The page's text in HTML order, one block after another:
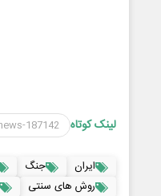
لینک کوتاه
ایران جنگ
روش های سنتی